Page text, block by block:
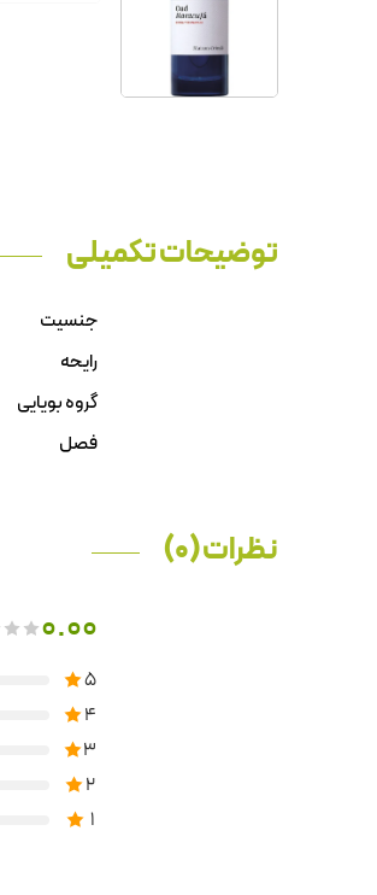
توضیحات تکمیلی
جنسیت
رایحه
گروه بویایی
فصل
نظرات (0)
0.00
5
4
3
2
1